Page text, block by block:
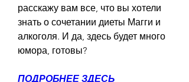
расскажу вам все, что вы хотели
знать о сочетании диеты Магги и
алкоголя. И да, здесь будет много
юмора, готовы?
ПОДРОБНЕЕ ЗДЕСЬ